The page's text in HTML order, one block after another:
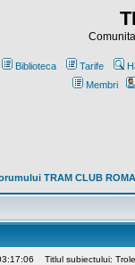
Biblioteca Tarife
Membri
TRAM CLUB
Titlul subiectului: